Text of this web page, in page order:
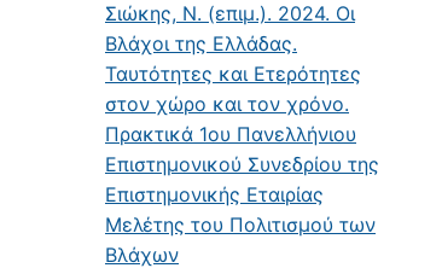
Σιώκης, Ν. (επιμ.). 2024. Οι
Βλάχοι της Ελλάδας.
Ταυτότητες και Ετερότητες
στον χώρο και τον χρόνο.
Πρακτικά 1ου Πανελλήνιου
Επιστημονικού Συνεδρίου της
Επιστημονικής Εταιρίας
Μελέτης του Πολιτισμού των
Βλάχων